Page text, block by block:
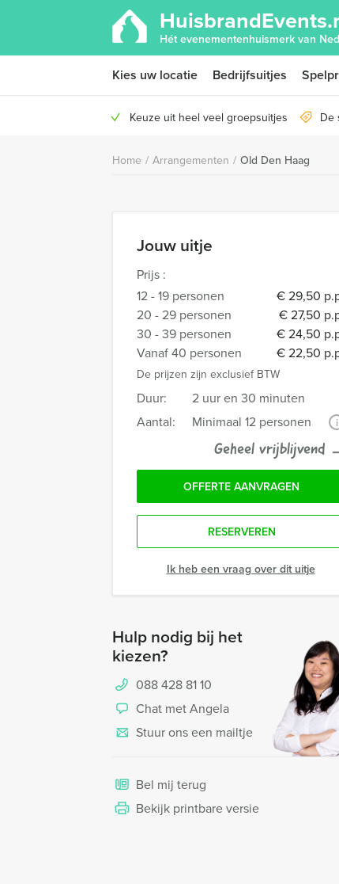
Hét evenementenhuismerk van
Kies uw locatie Bedrijfsuitjes
Keuze uit heel veel groepsuitjes De
Home / Arrangementen / Old Den Haag
Jouw uitje
Prijs :
12 - 19 personen
€ 29,50
20 - 29 personen
€ 27,50
30 - 39 personen
€ 24,50
Vanaf 40 personen
€ 22,50
De prijzen zijn exclusief BTW
Duur:
2 uur en 30 minuten
Aantal:
Minimaal 12 personen i
Geheel vrijblijvend
OFFERTE AANVRAGEN
RESERVEREN
Ik heb een vraag over dit uitje
Hulp nodig bij het
kiezen?
088 428 81 10
Chat met Angela
Stuur ons een mailtje
Bel mij terug
Bekijk printbare versie